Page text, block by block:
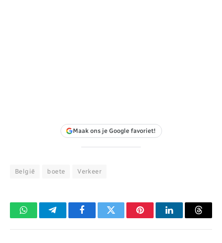
Maak ons je Google favoriet!
Belgiē boete Verkeer
WhatsAppTelegramFacebookTwitter PinterestLinkedIn